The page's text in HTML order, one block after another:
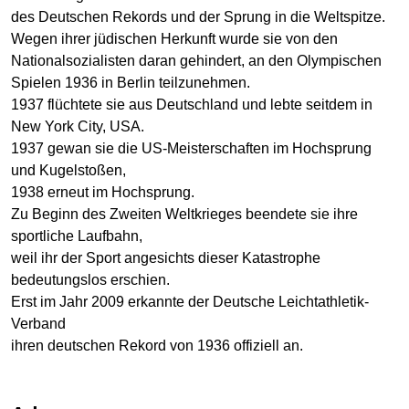
des Deutschen Rekords und der Sprung in die Weltspitze.
Wegen ihrer jüdischen Herkunft wurde sie von den
Nationalsozialisten daran gehindert, an den Olympischen
Spielen 1936 in Berlin teilzunehmen.
1937 flüchtete sie aus Deutschland und lebte seitdem in
New York City, USA.
1937 gewan sie die US-Meisterschaften im Hochsprung
und Kugelstoßen,
1938 erneut im Hochsprung.
Zu Beginn des Zweiten Weltkrieges beendete sie ihre
sportliche Laufbahn,
weil ihr der Sport angesichts dieser Katastrophe
bedeutungslos erschien.
Erst im Jahr 2009 erkannte der Deutsche Leichtathletik-
Verband
ihren deutschen Rekord von 1936 offiziell an.